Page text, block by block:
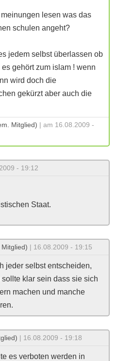
lesen was das
schulen angeht?
jedem selbst überlassen ob
gehört zum islam ! wenn
wird doch die
gekürzt aber auch die
Mitglied) | am 16.08.2009 -
- 19:12
Staat.
| 16.08.2009 - 19:15
jeder selbst entscheiden,
klar sein dass sie sich
machen und manche
| 16.08.2009 - 19:18
es verboten werden in